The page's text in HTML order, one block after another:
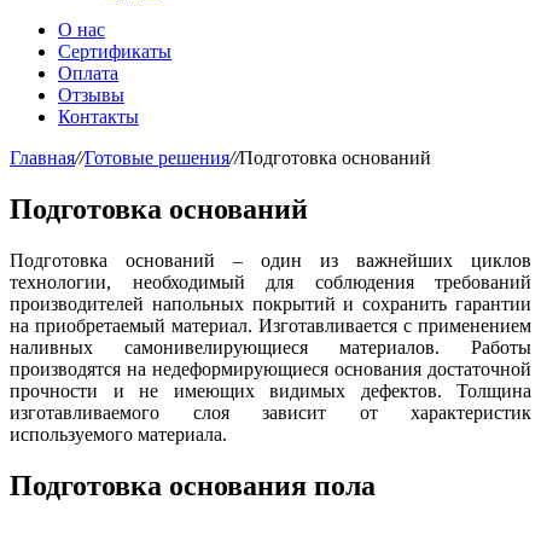
О нас
Сертификаты
Оплата
Отзывы
Контакты
Главная//Готовые решения//Подготовка оснований
Подготовка оснований
Подготовка оснований – один из важнейших циклов
технологии, необходимый для соблюдения требований
производителей напольных покрытий и сохранить гарантии
на приобретаемый материал. Изготавливается с применением
наливных самонивелирующиеся материалов. Работы
производятся на недеформирующиеся основания достаточной
прочности и не имеющих видимых дефектов. Толщина
изготавливаемого слоя зависит от характеристик
используемого материала.
Подготовка основания пола